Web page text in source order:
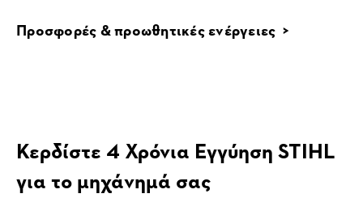
Προσφορές & προωθητικές ενέργειες >
Κερδίστε 4 Χρόνια Εγγύηση STIHL
για το μηχάνημά σας